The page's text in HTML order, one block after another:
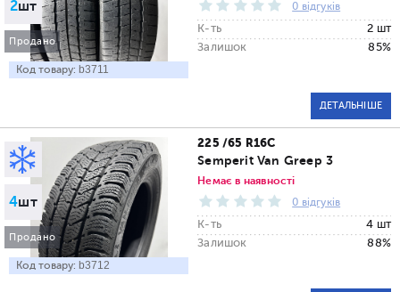
2шт
Продано
Код товару: b3711
0 відгуків
К-ть
2 шт
Залишок
85%
ДЕТАЛЬНІШЕ
4шт
Продано
Код товару: b3712
225 /65 R16C
Semperit Van Greep 3
Немає в наявності
0 відгуків
К-ть
4 шт
Залишок
88%